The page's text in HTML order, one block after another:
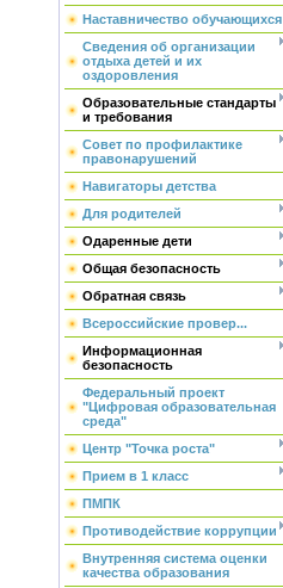
Наставничество обучающихся
Сведения об организации
отдыха детей и их
оздоровления
Образовательные стандарты
и требования
Совет по профилактике
правонарушений
Навигаторы детства
Для родителей
Одаренные дети
Общая безопасность
Обратная связь
Всероссийские провер...
Информационная
безопасность
Федеральный проект
"Цифровая образовательная
среда"
Центр "Точка роста"
Прием в 1 класс
ПМПК
Противодействие коррупции
Внутренняя система оценки
качества образования